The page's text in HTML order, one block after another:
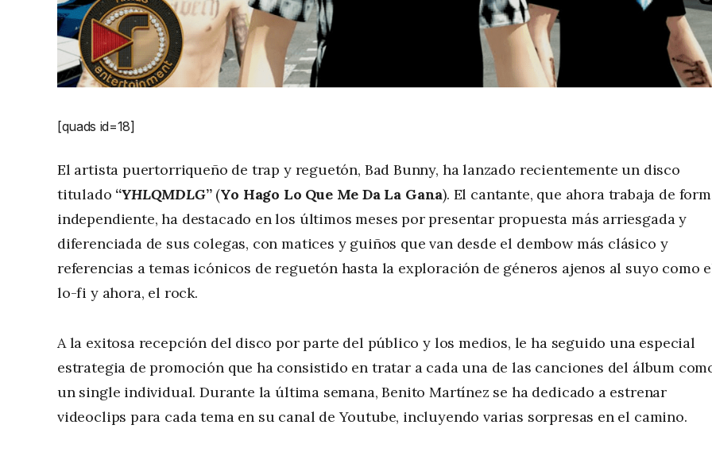
[quads id=18]
El artista puertorriqueño de trap y reguetón, Bad Bunny, ha lanzado recientemente un disco
titulado “YHLQMDLG”(Yo Hago Lo Que Me Da La Gana). El cantante, que ahora trabaja de
independiente, ha destacado en los últimos meses por presentar propuesta más arriesgada y
diferenciada de sus colegas, con matices y guiños que van desde el dembow más clásico y
referencias a temas icónicos de reguetón hasta la exploración de géneros ajenos al suyo como
lo-fi y ahora, el rock.
A la exitosa recepción del disco por parte del público y los medios, le ha seguido una especial
estrategia de promoción que ha consistido en tratar a cada una de las canciones del álbum
un single individual. Durante la última semana, Benito Martínez se ha dedicado a estrenar
videoclips para cada tema en su canal de Youtube, incluyendo varias sorpresas en el camino.